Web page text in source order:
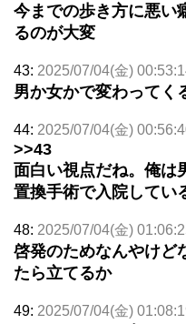
今までの歩き方に悪い
るのが大変
43: 2025/07/04(金)
男か女かで変わってく
44: 2025/07/04(金)
>>43
面白い視点だね。俺は
置換手術で入院してい
48: 2025/07/04(金)
啓発のためなんやけど
たら立てるか
49: 2025/07/04(金)